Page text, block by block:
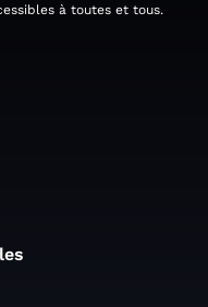
à toutes et tous.